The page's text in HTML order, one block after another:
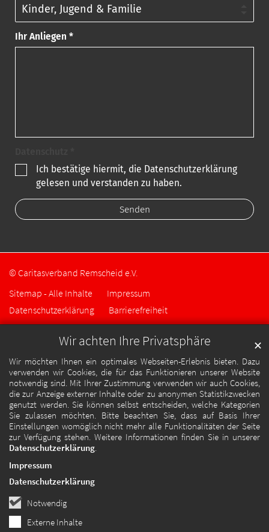
Wir achten Ihre Privatsphäre
Wir möchten Ihnen ein optimales Webseiten-Erlebnis bieten. Dazu
verwenden wir Cookies, die für das Funktionieren unserer Website
notwendig sind. Mit Ihrer Zustimmung verwenden wir auch Cookies,
die zur Anzeige externer Inhalte oder zu anonymen Statistikzwecken
genutzt werden. Sie können selbst entscheiden, welche Kategorien
Sie zulassen möchten. Bitte beachten Sie, dass auf Basis Ihrer
Einstellungen womöglich nicht mehr alle Funktionalitäten der Seite
zur Verfügung stehen. Weitere Informationen finden Sie in unserer
Datenschutzerklärung.
Notwendig
Externe Inhalte
✕
Impressum
Datenschutzerklärung
Ihr Anliegen *
Ich bestätige hiermit, die Datenschutzerklärung
gelesen und verstanden zu haben.
© Caritasverband Remscheid e.V.
Sitemap - Alle Inhalte
Impressum
Datenschutzerklärung
Barrierefreiheit